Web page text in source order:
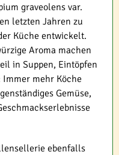
graveolens var.
letzten Jahren zu
Küche entwickelt.
Aroma machen
in Suppen, Eintöpfen
mehr Köche
Gemüse,
ebenfalls